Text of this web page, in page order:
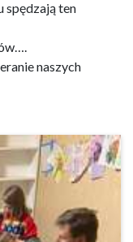
spędzają ten
naszych